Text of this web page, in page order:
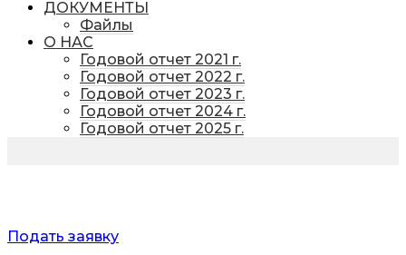
ДОКУМЕНТЫ
Файлы
О НАС
Годовой отчет 2021 г.
Годовой отчет 2022 г.
Годовой отчет 2023 г.
Годовой отчет 2024 г.
Годовой отчет 2025 г.
Подать заявку